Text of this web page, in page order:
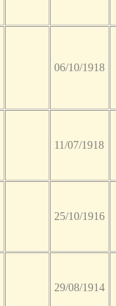
06/10/1918
11/07/1918
25/10/1916
29/08/1914